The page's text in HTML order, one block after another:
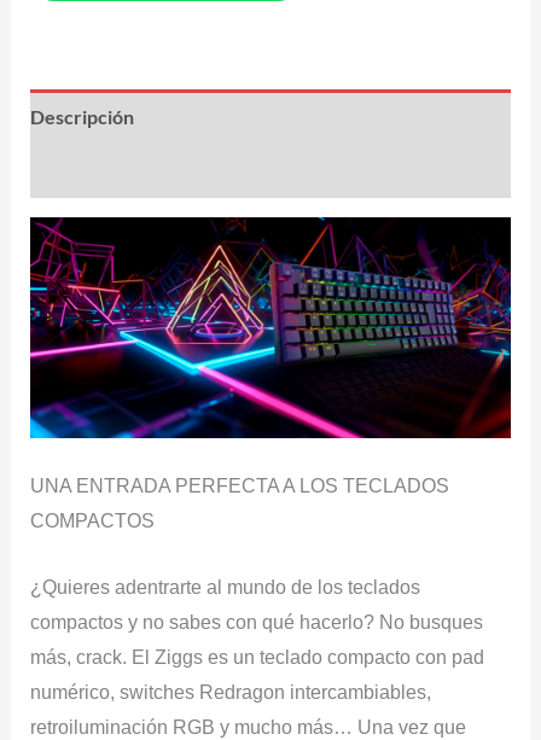
Descripción
UNA ENTRADA PERFECTA A LOS TECLADOS
COMPACTOS
¿Quieres adentrarte al mundo de los teclados
compactos y no sabes con qué hacerlo? No busques
más, crack. El Ziggs es un teclado compacto con pad
numérico, switches Redragon intercambiables,
retroiluminación RGB y mucho más… Una vez que